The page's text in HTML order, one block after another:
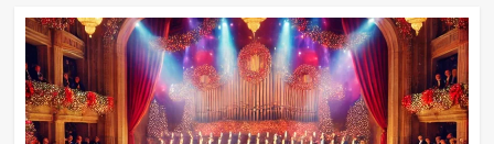
stolno
mjesto